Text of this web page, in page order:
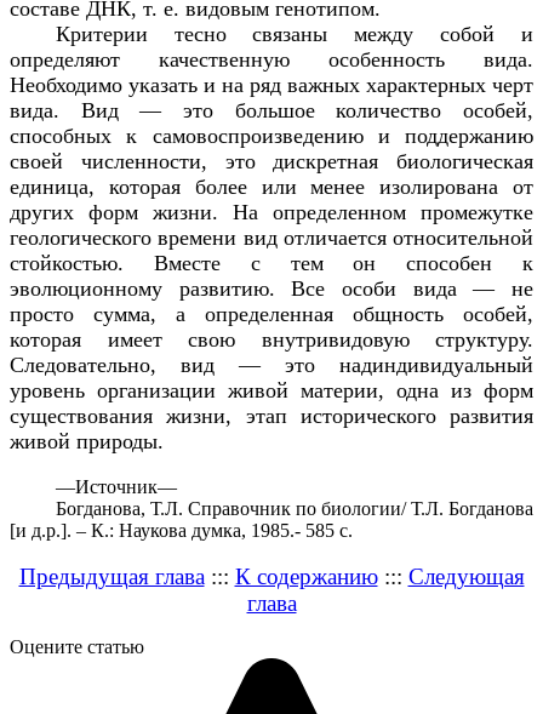
составе ДНК, т. е. видовым генотипом.
Критерии тесно связаны между собой и
определяют качественную особенность вида.
Необходимо указать и на ряд важных характерных черт
вида. Вид — это большое количество особей,
способных к самовоспроизведению и поддержанию
своей численности, это дискретная биологическая
единица, которая более или менее изолирована от
других форм жизни. На определенном промежутке
геологического времени вид отличается относительной
стойкостью. Вместе с тем он способен к
эволюционному развитию. Все особи вида — не
просто сумма, а определенная общность особей,
которая имеет свою внутривидовую структуру.
Следовательно, вид — это надиндивидуальный
уровень организации живой материи, одна из форм
существования жизни, этап исторического развития
живой природы.
—Источник—
Богданова, Т.Л. Справочник по биологии/ Т.Л. Богданова
[и д.р.]. – К.: Наукова думка, 1985.- 585 с.
Предыдущая глава::: К содержанию::: Следующая
глава
Оцените статью